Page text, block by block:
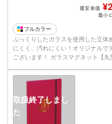
最安単価
最小
フルカラー
ぷっくりしたガラスを使用した立体
にくく、汚れにくい！オリジナルでデザインが可
ございます！ ガラスマグネット【
取扱終了しまし
た